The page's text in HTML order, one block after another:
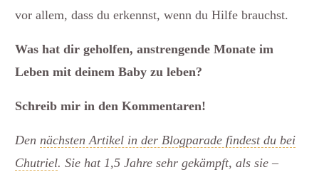
vor allem, dass du erkennst, wenn du Hilfe brauchst.
Was hat dir geholfen, anstrengende Monate im
Leben mit deinem Baby zu leben?
Schreib mir in den Kommentaren!
Den nächsten Artikel in der Blogparade findest du bei
Chutriel. Sie hat 1,5 Jahre sehr gekämpft, als sie –